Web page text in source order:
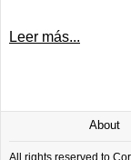
Leer más...
About
All rights reserved to